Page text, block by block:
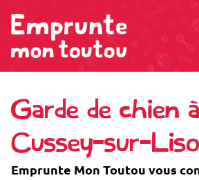
Garde de chien à
Cussey-sur-
Emprunte Mon Toutou vous